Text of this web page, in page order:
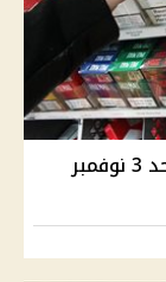
قائمة أسعار السجائر في مصر اليوم الأحد 3 نوفمبر